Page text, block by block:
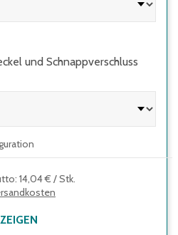
und Schnappverschluss
: 14,04 € /Stk.